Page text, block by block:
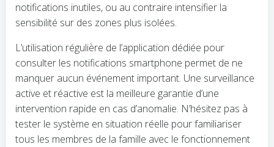
notifications inutiles, ou au contraire intensifier la
sensibilité sur des zones plus isolées.
L’utilisation régulière de l’application dédiée pour
consulter les notifications smartphone permet de ne
manquer aucun événement important. Une surveillance
active et réactive est la meilleure garantie d’une
intervention rapide en cas d’anomalie. N’hésitez pas à
tester le système en situation réelle pour familiariser
tous les membres de la famille avec le fonctionnement